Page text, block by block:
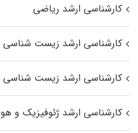
کارشناسی ارشد ریاضی
کارشناسی ارشد زیست‌ شناسی
کارشناسی ارشد زیست‌ شناسی
کارشناسی ارشد ژئوفیزیک و